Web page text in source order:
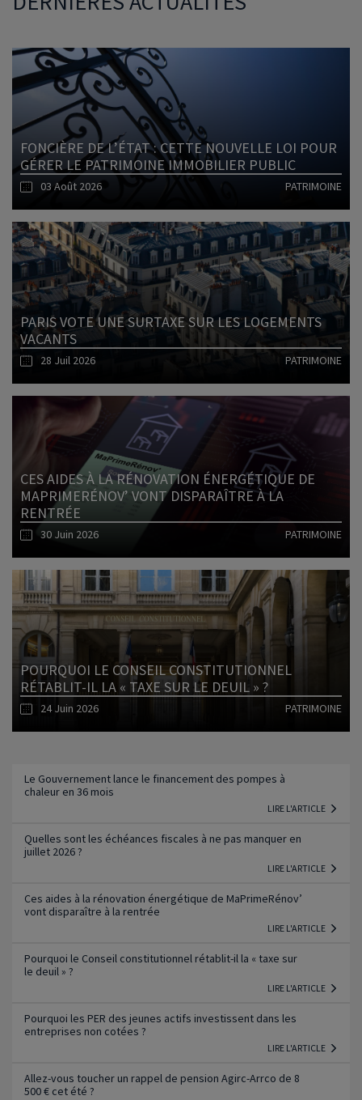
FONCIÈRE DE L’ÉTAT : CETTE NOUVELLE LOI POUR
GÉRER LE PATRIMOINE IMMOBILIER PUBLIC
03 Août 2026 PATRIMOINE
Lire l'article
PARIS VOTE UNE SURTAXE SUR LES LOGEMENTS
VACANTS
28 Juil 2026 PATRIMOINE
Lire l'article
CES AIDES À LA RÉNOVATION ÉNERGÉTIQUE DE
MAPRIMERÉNOV’ VONT DISPARAÎTRE À LA
RENTRÉE
30 Juin 2026 PATRIMOINE
Lire l'article
POURQUOI LE CONSEIL CONSTITUTIONNEL
RÉTABLIT-IL LA « TAXE SUR LE DEUIL » ?
24 Juin 2026 PATRIMOINE
Le Gouvernement lance le financement des pompes à
chaleur en 36 mois
LIRE L'ARTICLE
Quelles sont les échéances fiscales à ne pas manquer en
juillet 2026 ?
LIRE L'ARTICLE
Ces aides à la rénovation énergétique de MaPrimeRénov’
vont disparaître à la rentrée
LIRE L'ARTICLE
Pourquoi le Conseil constitutionnel rétablit-il la « taxe sur
le deuil » ?
LIRE L'ARTICLE
Pourquoi les PER des jeunes actifs investissent dans les
entreprises non cotées ?
LIRE L'ARTICLE
Allez-vous toucher un rappel de pension Agirc-Arrco de 8
500 € cet été ?